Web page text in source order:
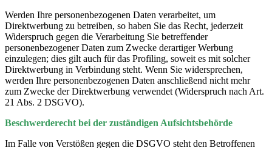
Werden Ihre personenbezogenen Daten verarbeitet, um
Direktwerbung zu betreiben, so haben Sie das Recht, jederzeit
Widerspruch gegen die Verarbeitung Sie betreffender
personenbezogener Daten zum Zwecke derartiger Werbung
einzulegen; dies gilt auch für das Profiling, soweit es mit solcher
Direktwerbung in Verbindung steht. Wenn Sie widersprechen,
werden Ihre personenbezogenen Daten anschließend nicht mehr
zum Zwecke der Direktwerbung verwendet (Widerspruch nach Art.
21 Abs. 2 DSGVO).
Beschwerderecht bei der zuständigen Aufsichtsbehörde
Im Falle von Verstößen gegen die DSGVO steht den Betroffenen